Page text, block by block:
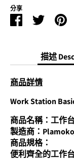
分享
FacebookTwitter
描述
商品詳情
Work Station
商品名稱：工作
製造商：
商品規格：
便利齊全的工作